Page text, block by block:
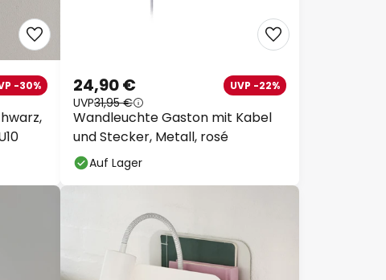
-30%
Wandleuchte Gaston mit Kabel
und Stecker, Metall, rosé
24,90 € UVP -22%
UVP31,95 €
Auf Lager